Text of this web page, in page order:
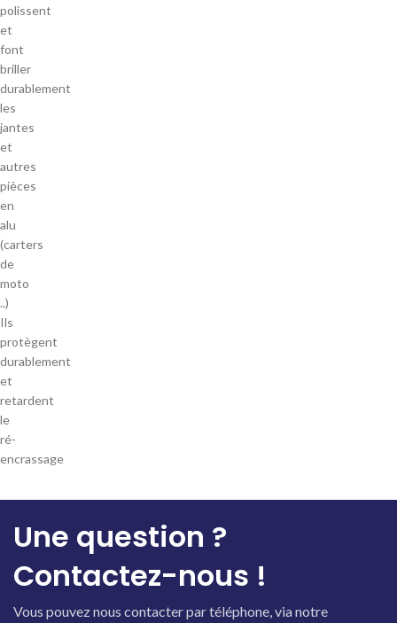
polissent
et
font
briller
durablement
les
jantes
et
autres
pièces
en
alu
(carters
de
moto
..)
Ils
protègent
durablement
et
retardent
le
ré-
encrassage
Une question ?
Contactez-nous !
Vous pouvez nous contacter par téléphone, via notre